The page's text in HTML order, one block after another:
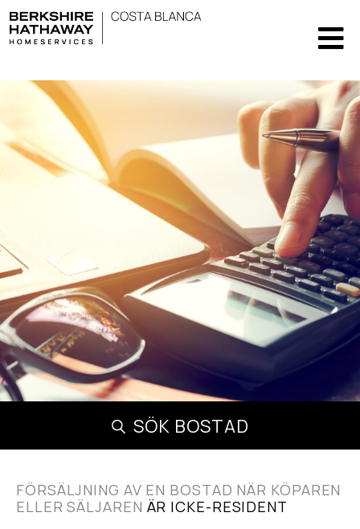
SÖK BOSTAD
FÖRSÄLJNING AV EN BOSTAD NÄR KÖPAREN
ELLER SÄLJAREN ÄR ICKE-RESIDENT